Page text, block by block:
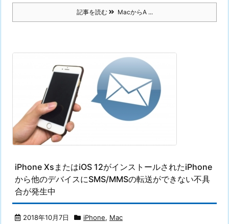
記事を読む MacからA ...
iPhone XsまたはiOS 12がインストールされたiPhone
から他のデバイスにSMS/MMSの転送ができない不具
合が発生中
2018年10月7日 iPhone, Mac